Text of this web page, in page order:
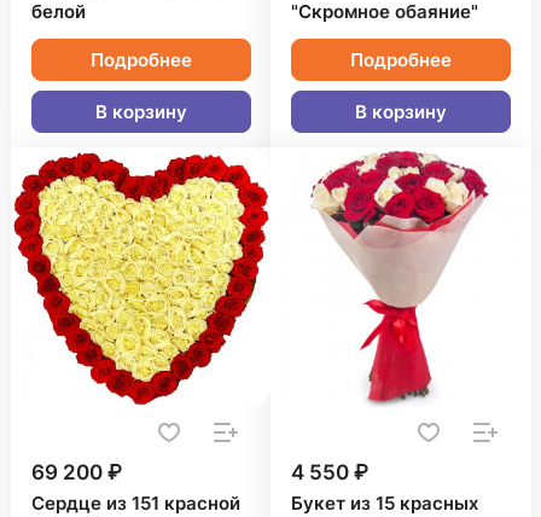
белой
Подробнее
В корзину
"Скромное обаяние"
Подробнее
В корзину
69 200 ₽
Сердце из 151 красной
4 550 ₽
Букет из 15 красных